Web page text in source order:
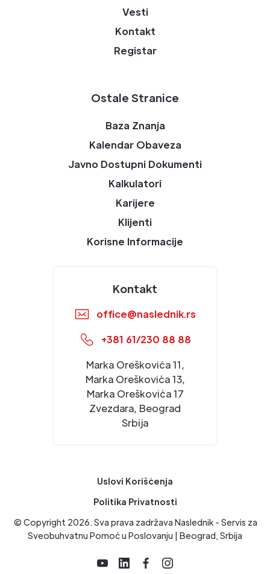
Vesti
Kontakt
Registar
Ostale Stranice
Baza Znanja
Kalendar Obaveza
Javno Dostupni Dokumenti
Kalkulatori
Karijere
Klijenti
Korisne Informacije
Kontakt
office@naslednik.rs
+381 61/230 88 88
Marka Oreškovića 11,
Marka Oreškovića 13,
Marka Oreškovića 17
Zvezdara, Beograd
Srbija
Uslovi Korišćenja
Politika Privatnosti
© Copyright 2026. Sva prava zadržava Naslednik - Servis za
Sveobuhvatnu Pomoć u Poslovanju | Beograd, Srbija